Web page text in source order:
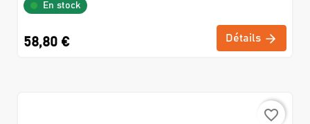
En stock
58,80 € Détails
favorite_border